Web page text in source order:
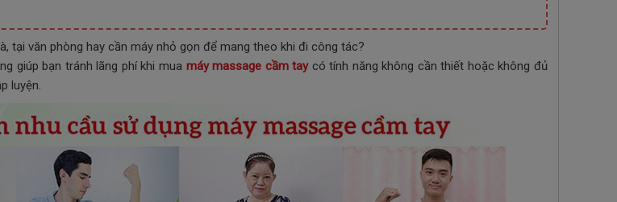
tại văn phòng hay cần máy nhỏ gọn để mang theo khi đi công tác?
giúp bạn tránh lãng phí khi mua máy massage cầm taycó tính năng không cần thiết hoặc không đủ
luyện.